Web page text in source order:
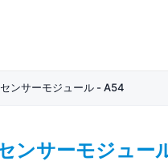
ンサーモジュール - A54
ンサーモジュー